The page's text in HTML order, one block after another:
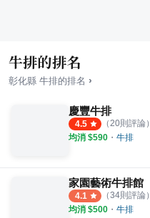
牛排的排名
彰化縣 牛排的排名 ›
慶豐牛排
4.5 （ 20則評論）
均消 $590 ・ 牛排
家園藝術牛排館
4.1 （34則評論）
均消 $500 ・ 牛排